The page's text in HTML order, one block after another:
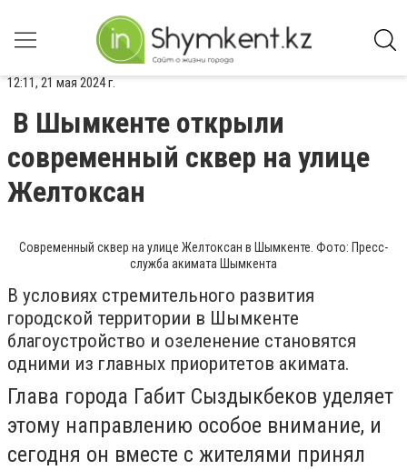
12:11, 21 мая 2024 г.
В Шымкенте открыли
современный сквер на улице
Желтоксан
Современный сквер на улице Желтоксан в Шымкенте. Фото: Пресс-
служба акимата Шымкента
В условиях стремительного развития
городской территории в Шымкенте
благоустройство и озеленение становятся
одними из главных приоритетов акимата.
Глава города Габит Сыздыкбеков уделяет
этому направлению особое внимание, и
сегодня он вместе с жителями принял